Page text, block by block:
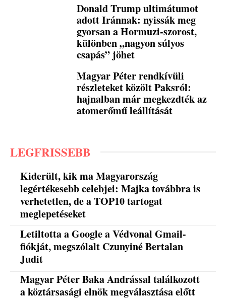
Donald Trump ultimátumot
adott Iránnak: nyissák meg
gyorsan a Hormuzi-szorost,
különben „nagyon súlyos
csapás” jöhet
Magyar Péter rendkívüli
részleteket közölt Paksról:
hajnalban már megkezdték az
atomerőmű leállítását
LEGFRISSEBB
Kiderült, kik ma Magyarország
legértékesebb celebjei: Majka továbbra is
verhetetlen, de a TOP10 tartogat
meglepetéseket
Letiltotta a Google a Védvonal Gmail-
fiókját, megszólalt Czunyiné Bertalan
Judit
Magyar Péter Baka Andrással találkozott
a köztársasági elnök megválasztása előtt